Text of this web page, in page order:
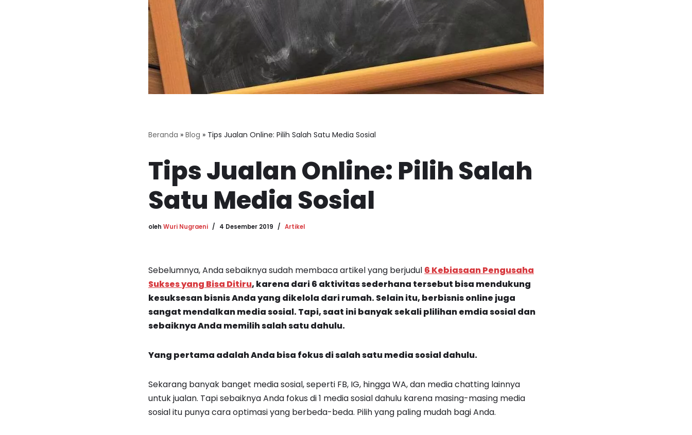
Beranda » Blog » Tips Jualan Online: Pilih Salah Satu Media Sosial
Tips Jualan Online: Pilih Salah
Satu Media Sosial
oleh Wuri Nugraeni 4 Desember 2019 Artikel
Sebelumnya, Anda sebaiknya sudah membaca artikel yang berjudul 6 Kebiasaan Pengusaha
Sukses yang Bisa Ditiru, karena dari 6 aktivitas sederhana tersebut bisa mendukung
kesuksesan bisnis Anda yang dikelola dari rumah. Selain itu, berbisnis online juga
sangat mendalkan media sosial. Tapi, saat ini banyak sekali plilihan emdia sosial dan
sebaiknya Anda memilih salah satu dahulu.
Yang pertama adalah Anda bisa fokus di salah satu media sosial dahulu.
Sekarang banyak banget media sosial, seperti FB, IG, hingga WA, dan media chatting lainnya
untuk jualan. Tapi sebaiknya Anda fokus di 1 media sosial dahulu karena masing-masing media
sosial itu punya cara optimasi yang berbeda-beda. Pilih yang paling mudah bagi Anda.